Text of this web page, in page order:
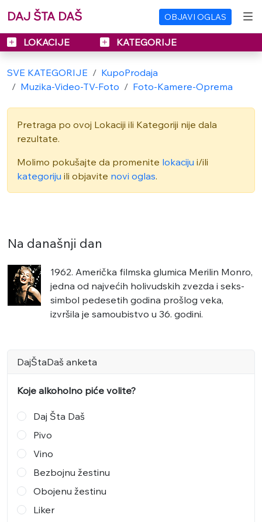
DAJ ŠTA DAŠ OBJAVI OGLAS
LOKACIJE KATEGORIJE
SVE KATEGORIJE
KupoProdaja
Muzika-Video-TV-Foto
Foto-Kamere-Oprema
Pretraga po ovoj Lokaciji ili Kategoriji nije dala
rezultate.
Molimo pokušajte da promenite lokaciju i/ili
kategoriju ili objavite novi oglas.
Na današnji dan
1962. Američka filmska glumica Merilin Monro,
jedna od najvećih holivudskih zvezda i seks-
simbol pedesetih godina prošlog veka,
izvršila je samoubistvo u 36. godini.
DajŠtaDaš anketa
Koje alkoholno piće volite?
Daj Šta Daš
Pivo
Vino
Bezbojnu žestinu
Obojenu žestinu
Liker